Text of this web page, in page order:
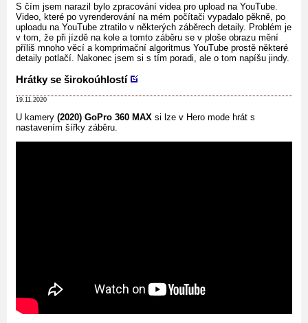
S čím jsem narazil bylo zpracování videa pro upload na YouTube.
Video, které po vyrenderování na mém počítači vypadalo pěkně, po
uploadu na YouTube ztratilo v některých záběrech detaily. Problém je
v tom, že při jízdě na kole a tomto záběru se v ploše obrazu mění
příliš mnoho věcí a komprimační algoritmus YouTube prostě některé
detaily potlačí. Nakonec jsem si s tím poradi, ale o tom napíšu jindy.
Hrátky se širokoúhlostí
19.11.2020
U kamery (2020) GoPro 360 MAX si lze v Hero mode hrát s
nastavením šířky záběru.